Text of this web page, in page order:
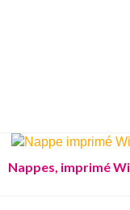
Nappes, imprimé